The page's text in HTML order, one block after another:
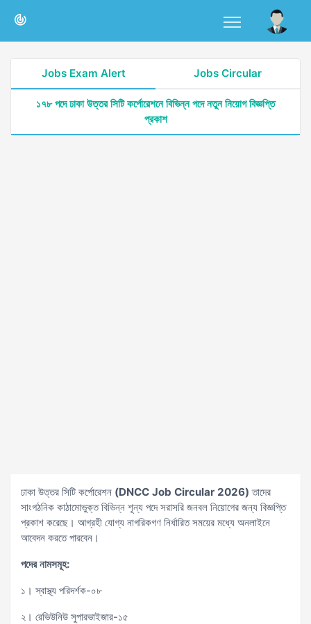
Jobs Exam Alert Jobs Circular
১৭৮ পদে ঢাকা উত্তর সিটি কর্পোরেশনে বিভিন্ন পদে নতুন নিয়োগ বিজ্ঞপ্তি
প্রকাশ
ঢাকা উত্তর সিটি কর্পোরেশন (DNCC Job Circular 2026) তাদের
সাংগঠনিক কাঠামোভুক্ত বিভিন্ন শূন্য পদে সরাসরি জনবল নিয়োগের জন্য বিজ্ঞপ্তি
প্রকাশ করেছে। আগ্রহী যোগ্য নাগরিকগণ নির্ধারিত সময়ের মধ্যে অনলাইনে
আবেদন করতে পারবেন।
পদের নামসমূহ:
১। স্বাস্থ্য পরিদর্শক-০৮
২। রেভিউনিউ সুপারভাইজার-১৫